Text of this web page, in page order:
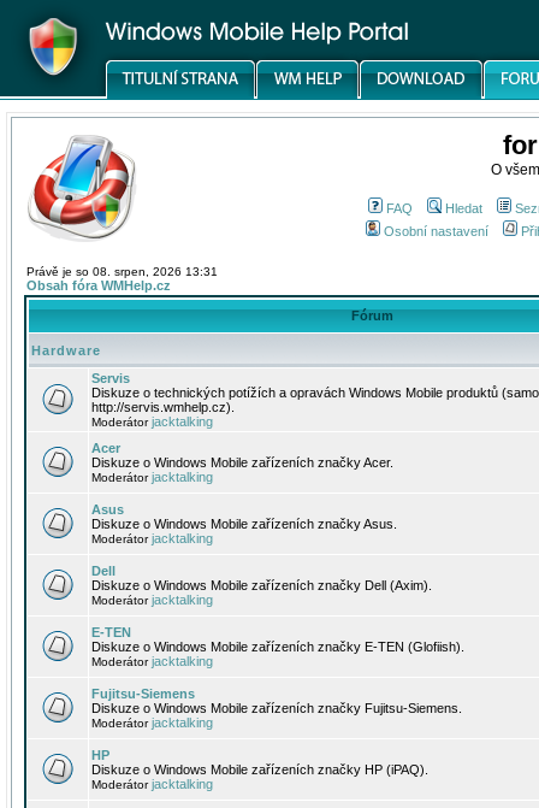
O
FAQ Hledat
Osobní nastavení
Právě je so 08. srpen, 2026 13:31
Obsah fóra WMHelp.cz
Fórum
Hardware
Servis
Diskuze o technických potížích a opravách Windows Mobile produktů
http://servis.wmhelp.cz).
Moderátorjacktalking
Acer
Diskuze o Windows Mobile zařízeních značky Acer.
Moderátorjacktalking
Asus
Diskuze o Windows Mobile zařízeních značky Asus.
Moderátorjacktalking
Dell
Diskuze o Windows Mobile zařízeních značky Dell (Axim).
Moderátorjacktalking
E-TEN
Diskuze o Windows Mobile zařízeních značky E-TEN (Glofiish).
Moderátorjacktalking
Fujitsu-Siemens
Diskuze o Windows Mobile zařízeních značky Fujitsu-Siemens.
Moderátorjacktalking
HP
Diskuze o Windows Mobile zařízeních značky HP (iPAQ).
Moderátorjacktalking